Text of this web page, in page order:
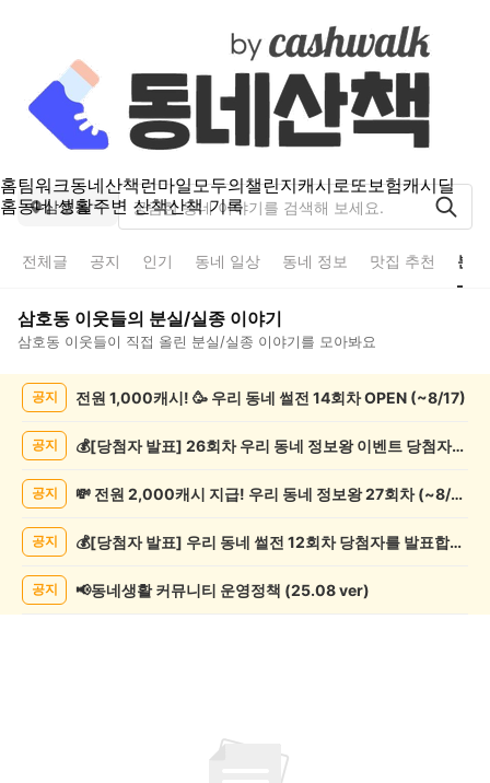
홈팀워크동네산책런마일모두의챌린지캐시로또보험캐시딜
홈동네 생활주변 산책산책 기록
삼호동
전체글 공지 인기 동네 일상 동네 정보 맛집 추천 분
삼호동 이웃들의 분실/실종 이야기
삼호동 이웃들이 직접 올린 분실/실종 이야기를 모아봐요
록
공지 전원 1,000캐시! 🥳 우리 동네 썰전 14회차 OPEN (~8/17)
공지 💰[당첨자 발표] 26회차 우리 동네 정보왕 이벤트 당첨자를 발표합니다!
공지 💸 전원 2,000캐시 지급! 우리 동네 정보왕 27회차 (~8/10)
공지 💰[당첨자 발표] 우리 동네 썰전 12회차 당첨자를 발표합니다!
공지 📢동네생활 커뮤니티 운영정책 (25.08 ver)